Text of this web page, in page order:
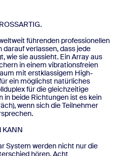
führenden professionellen
darauf verlassen, dass jede
wie sie aussieht. Ein Array aus
in einem vibrationsfreien
mit erstklassigem High-
ein möglichst natürliches
für die gleichzeitige
in beide Richtungen ist es kein
wenn sich die Teilnehmer
KANN
System werden nicht nur die
hören. Acht